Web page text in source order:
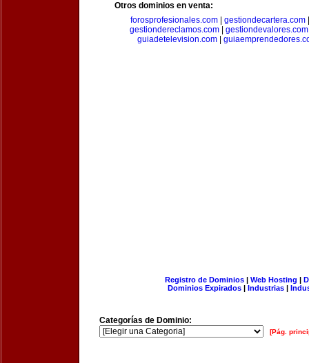
Otros dominios en venta:
forosprofesionales.com
gestiondecartera.com
gestiondereclamos.com| gestiondevalores.com
guiadetelevision.com
Registro de Dominios| Web Hosting |
Dominios Expirados | Industrias |
Categorías de Dominio:
[Pág.